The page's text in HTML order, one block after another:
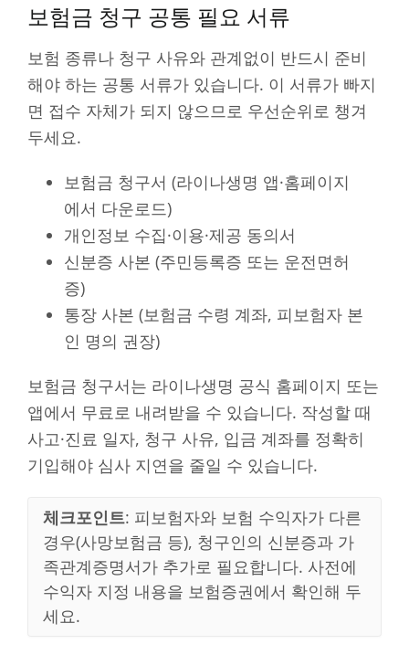
보험금 청구 공통 필요 서류
보험 종류나 청구 사유와 관계없이 반드시 준비
해야 하는 공통 서류가 있습니다. 이 서류가 빠지
면 접수 자체가 되지 않으므로 우선순위로 챙겨
두세요.
보험금 청구서 (라이나생명 앱·홈페이지
에서 다운로드)
개인정보 수집·이용·제공 동의서
신분증 사본 (주민등록증 또는 운전면허
증)
통장 사본 (보험금 수령 계좌, 피보험자 본
인 명의 권장)
보험금 청구서는 라이나생명 공식 홈페이지 또는
앱에서 무료로 내려받을 수 있습니다. 작성할 때
사고·진료 일자, 청구 사유, 입금 계좌를 정확히
기입해야 심사 지연을 줄일 수 있습니다.
체크포인트: 피보험자와 보험 수익자가 다른
경우(사망보험금 등), 청구인의 신분증과 가
족관계증명서가 추가로 필요합니다. 사전에
수익자 지정 내용을 보험증권에서 확인해 두
세요.